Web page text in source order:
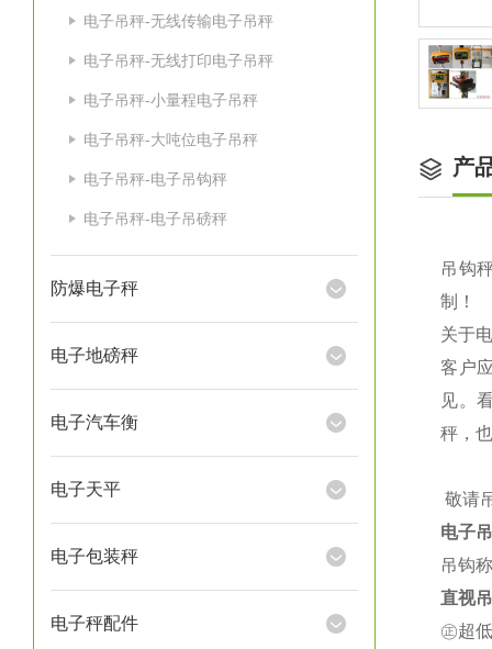
电子吊秤-无线传输电子吊秤
电子吊秤-无线打印电子吊秤
电子吊秤-小量程电子吊秤
电子吊秤-大吨位电子吊秤
电子吊秤-电子吊钩秤
电子吊秤-电子吊磅秤
防爆电子秤
电子地磅秤
电子汽车衡
电子天平
电子包装秤
电子秤配件
产
吊钩
制！
关于
客户
见。
秤，
敬请
电子
吊钩
直视
㊣超